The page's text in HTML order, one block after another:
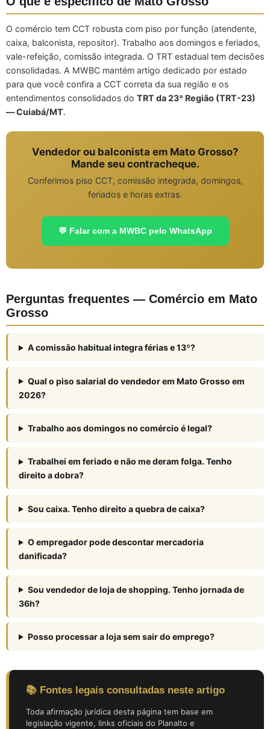
O comércio tem CCT robusta com piso por função (atendente,
caixa, balconista, repositor). Trabalho aos domingos e feriados,
vale-refeição, comissão integrada. O TRT estadual tem decisões
consolidadas. A MWBC mantém artigo dedicado por estado
para que você confira a CCT correta da sua região e os
entendimentos consolidados do TRT da 23ª Região (TRT-23)
— Cuiabá/MT.
Vendedor ou balconista em Mato Grosso?
Mande seu contracheque.
Conferimos piso CCT, comissão integrada, domingos,
feriados e horas extras.
💬 Falar com a MWBC pelo WhatsApp
Perguntas frequentes — Comércio em Mato
Grosso
A comissão habitual integra férias e 13º?
Qual o piso salarial do vendedor em Mato Grosso em
2026?
Trabalho aos domingos no comércio é legal?
Trabalhei em feriado e não me deram folga. Tenho
direito a dobra?
Sou caixa. Tenho direito a quebra de caixa?
O empregador pode descontar mercadoria
danificada?
Sou vendedor de loja de shopping. Tenho jornada de
36h?
Posso processar a loja sem sair do emprego?
📚 Fontes legais consultadas neste artigo
Toda afirmação jurídica desta página tem base em
legislação vigente, links oficiais do Planalto e